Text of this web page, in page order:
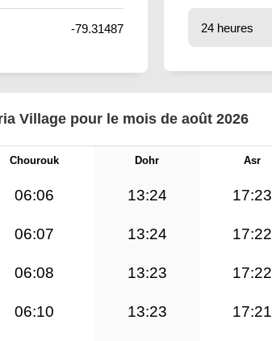
-79.31487
Village pour le mois de août 2026
Chourouk Dohr Asr
06:06 13:24 17:23
06:07 13:24 17:22
06:08 13:23 17:22
06:10 13:23 17:21